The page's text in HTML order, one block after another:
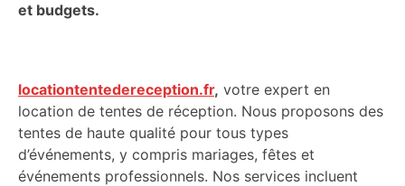
et budgets.
locationtentedereception.fr, votre expert en
location de tentes de réception. Nous proposons des
tentes de haute qualité pour tous types
d’événements, y compris mariages, fêtes et
événements professionnels. Nos services incluent